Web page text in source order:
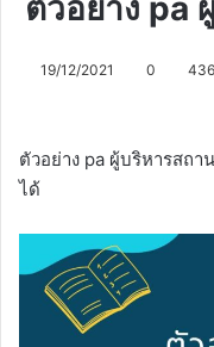
ตัวอย่าง pa
19/12/2021 0 436
ตัวอย่าง pa ผู้บริหารสถ
ได้